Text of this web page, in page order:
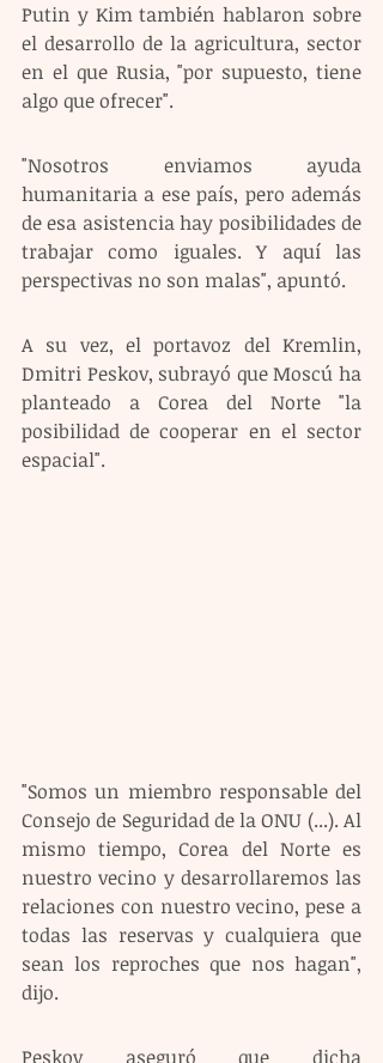
Putin y Kim también hablaron sobre
el desarrollo de la agricultura, sector
en el que Rusia, "por supuesto, tiene
algo que ofrecer".
"Nosotros enviamos ayuda
humanitaria a ese país, pero además
de esa asistencia hay posibilidades de
trabajar como iguales. Y aquí las
perspectivas no son malas", apuntó.
A su vez, el portavoz del Kremlin,
Dmitri Peskov, subrayó que Moscú ha
planteado a Corea del Norte "la
posibilidad de cooperar en el sector
espacial".
"Somos un miembro responsable del
Consejo de Seguridad de la ONU (...). Al
mismo tiempo, Corea del Norte es
nuestro vecino y desarrollaremos las
relaciones con nuestro vecino, pese a
todas las reservas y cualquiera que
sean los reproches que nos hagan",
dijo.
Peskov aseguró que dicha